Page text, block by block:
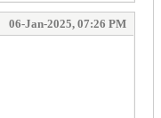
06-Jan-2025, 07:26 PM